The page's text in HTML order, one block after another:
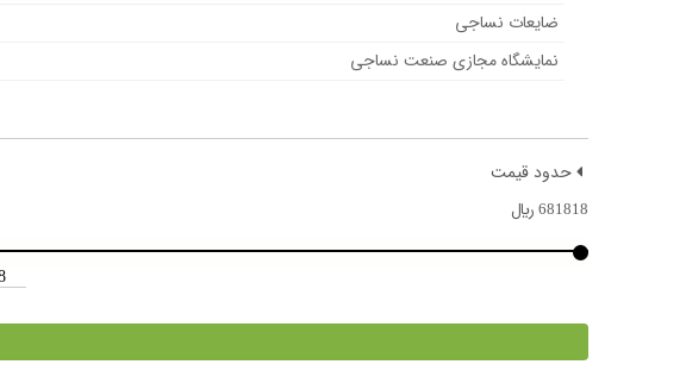
ضایعات نساجی
نمایشگاه مجازی صنعت نساجی
حدود قیمت
681818 ﷼